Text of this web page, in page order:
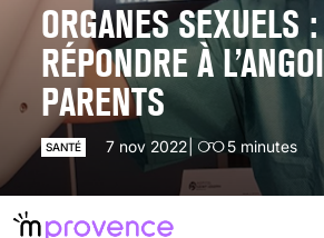
ORGANES SEXUELS :
RÉPONDRE À
PARENTS
SANTÉ 7 nov 2022 5 minutes